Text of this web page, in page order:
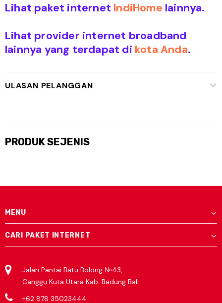
Lihat paket internet IndiHome lainnya.
Lihat provider internet broadband
lainnya yang terdapat di kota Anda.
ULASAN PELANGGAN
PRODUK SEJENIS
MENU
CARI PAKET INTERNET
Jalan Pantai Batu Bolong №43,
Canggu Kuta Utara Kab. Badung Bali
+62 878 35023444